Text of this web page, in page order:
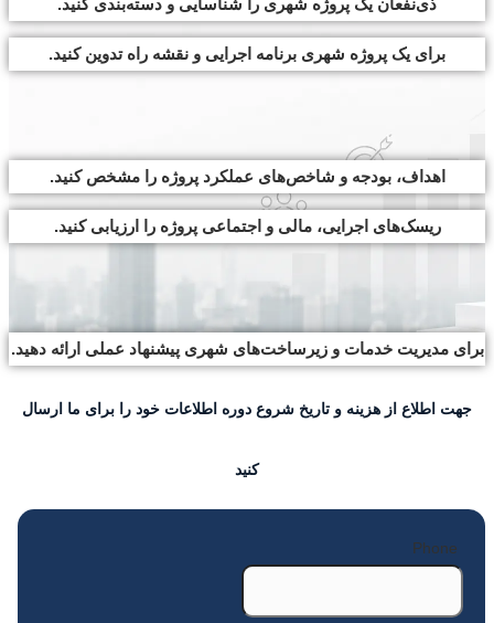
ذی‌نفعان یک پروژه شهری را شناسایی و دسته‌بندی کنید.
برای یک پروژه شهری برنامه اجرایی و نقشه راه تدوین کنید.
اهداف، بودجه و شاخص‌های عملکرد پروژه را مشخص کنید.
ریسک‌های اجرایی، مالی و اجتماعی پروژه را ارزیابی کنید.
برای مدیریت خدمات و زیرساخت‌های شهری پیشنهاد عملی ارائه دهید.
جهت اطلاع از هزینه و تاریخ شروع دوره اطلاعات خود را برای ما ارسال
کنید
Phone